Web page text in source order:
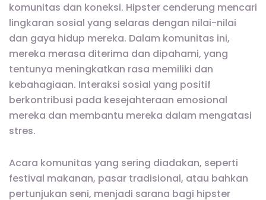
komunitas dan koneksi. Hipster cenderung mencari
lingkaran sosial yang selaras dengan nilai-nilai
dan gaya hidup mereka. Dalam komunitas ini,
mereka merasa diterima dan dipahami, yang
tentunya meningkatkan rasa memiliki dan
kebahagiaan. Interaksi sosial yang positif
berkontribusi pada kesejahteraan emosional
mereka dan membantu mereka dalam mengatasi
stres.
Acara komunitas yang sering diadakan, seperti
festival makanan, pasar tradisional, atau bahkan
pertunjukan seni, menjadi sarana bagi hipster